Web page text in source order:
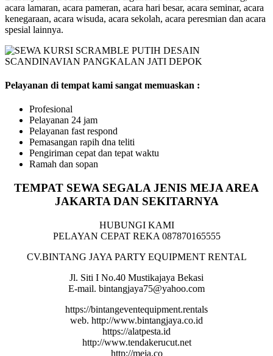
acara lamaran, acara pameran, acara hari besar, acara seminar, acara
kenegaraan, acara wisuda, acara sekolah, acara peresmian dan acara
spesial lainnya.
Pelayanan di tempat kami sangat memuaskan :
Profesional
Pelayanan 24 jam
Pelayanan fast respond
Pemasangan rapih dna teliti
Pengiriman cepat dan tepat waktu
Ramah dan sopan
TEMPAT SEWA SEGALA JENIS MEJA AREA
JAKARTA DAN SEKITARNYA
HUBUNGI KAMI
PELAYAN CEPAT REKA 087870165555
CV.BINTANG JAYA PARTY EQUIPMENT RENTAL
Jl. Siti I No.40 Mustikajaya Bekasi
E-mail. bintangjaya75@yahoo.com
https://bintangeventequipment.rentals
web. http://www.bintangjaya.co.id
https://alatpesta.id
http://www.tendakerucut.net
http://meja.co